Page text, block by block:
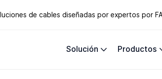
de cables diseñadas por expertos por
Solución Productos